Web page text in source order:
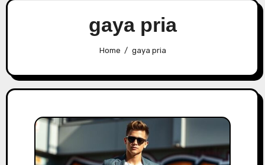
gaya pria
Home gaya pria